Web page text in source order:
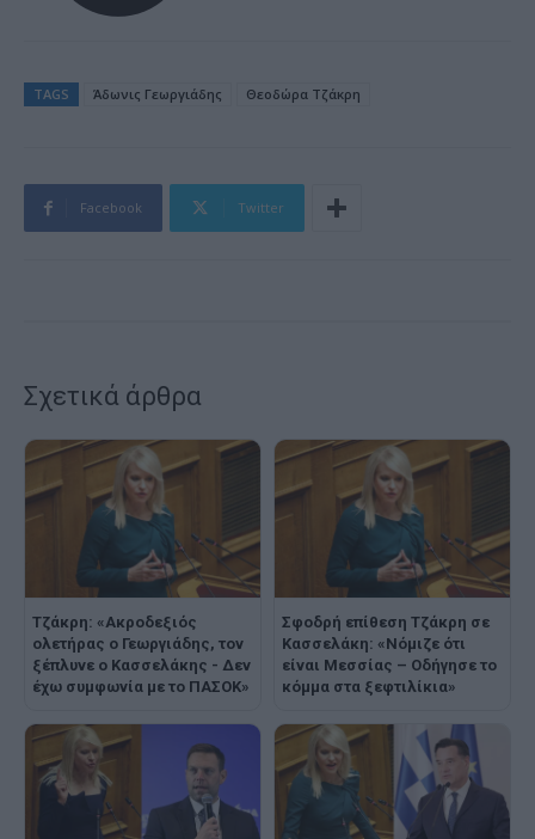
TAGS Άδωνις Γεωργιάδης Θεοδώρα Τζάκρη
Facebook Twitter
Σχετικά άρθρα
Τζάκρη: «Ακροδεξιός
ολετήρας ο Γεωργιάδης, τον
ξέπλυνε ο Κασσελάκης - Δεν
έχω συμφωνία με το ΠΑΣΟΚ»
Σφοδρή επίθεση Τζάκρη σε
Κασσελάκη: «Νόμιζε ότι
είναι Μεσσίας – Οδήγησε το
κόμμα στα ξεφτιλίκια»